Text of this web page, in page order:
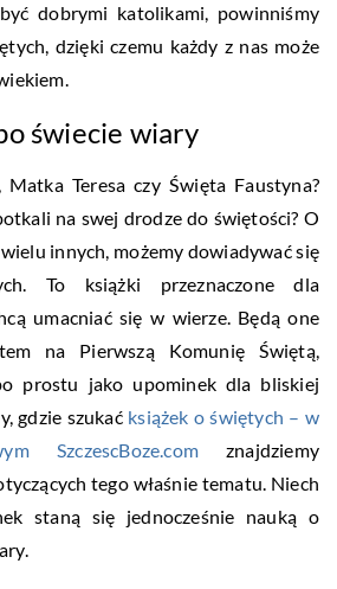
dobrymi katolikami, powinniśmy
dzięki czemu każdy z nas może
świecie wiary
Teresa czy Święta Faustyna?
na swej drodze do świętości? O
innych, możemy dowiadywać się
To książki przeznaczone dla
umacniać się w wierze. Będą one
na Pierwszą Komunię Świętą,
prostu jako upominek dla bliskiej
gdzie szukać książek o świętych – w
SzczescBoze.comznajdziemy
tego właśnie tematu. Niech
staną się jednocześnie nauką o